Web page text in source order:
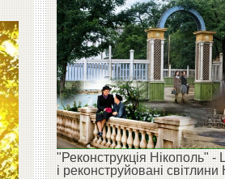
"Реконструкція Нікополь" -
і реконструйовані світлини